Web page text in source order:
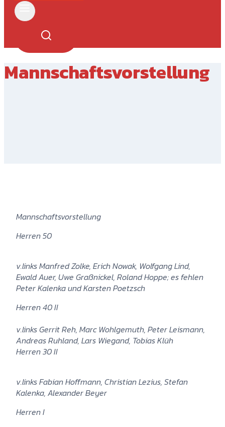
Mannschaftsvorstellung
Mannschaftsvorstellung
Herren 50
v.links Manfred Zolke, Erich Nowak, Wolfgang Lind,
Ewald Auer, Uwe Graßnickel, Roland Hoppe; es fehlen
Peter Kalenka und Karsten Poetzsch
Herren 40 II
v.links Gerrit Reh, Marc Wohlgemuth, Peter Leismann,
Andreas Ruhland, Lars Wiegand, Tobias Klüh
Herren 30 II
v.links Fabian Hoffmann, Christian Lezius, Stefan
Kalenka, Alexander Beyer
Herren I